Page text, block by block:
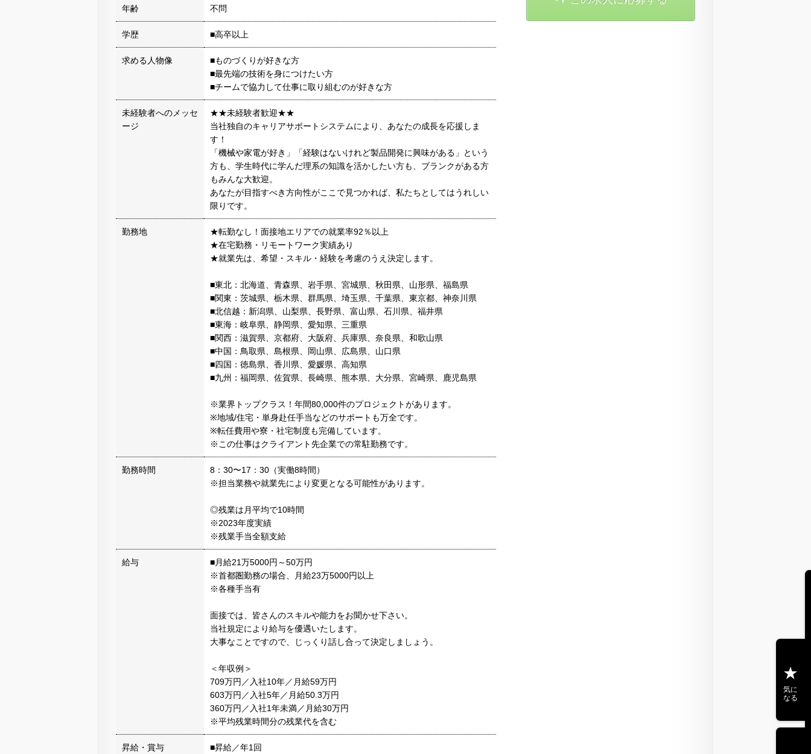
年齢 不問
学歴 ■高卒以上
求める人物像
■ものづくりが好きな方
■最先端の技術を身につけたい方
■チームで協力して仕事に取り組むのが好きな方
未経験者へのメッセ
ージ
★★未経験者歓迎★★
当社独自のキャリアサポートシステムにより、あなたの成長を応援しま
す！
「機械や家電が好き」「経験はないけれど製品開発に興味がある」という
方も、学生時代に学んだ理系の知識を活かしたい方も、ブランクがある方
もみんな大歓迎。
あなたが目指すべき方向性がここで見つかれば、私たちとしてはうれしい
限りです。
勤務地
★転勤なし！面接地エリアでの就業率92％以上
★在宅勤務・リモートワーク実績あり
★就業先は、希望・スキル・経験を考慮のうえ決定します。
■東北：北海道、青森県、岩手県、宮城県、秋田県、山形県、福島県
■関東：茨城県、栃木県、群馬県、埼玉県、千葉県、東京都、神奈川県
■北信越：新潟県、山梨県、長野県、富山県、石川県、福井県
■東海：岐阜県、静岡県、愛知県、三重県
■関西：滋賀県、京都府、大阪府、兵庫県、奈良県、和歌山県
■中国：鳥取県、島根県、岡山県、広島県、山口県
■四国：徳島県、香川県、愛媛県、高知県
■九州：福岡県、佐賀県、長崎県、熊本県、大分県、宮崎県、鹿児島県
※業界トップクラス！年間80,000件のプロジェクトがあります。
※地域/住宅・単身赴任手当などのサポートも万全です。
※転任費用や寮・社宅制度も完備しています。
※この仕事はクライアント先企業での常駐勤務です。
勤務時間
8：30〜17：30（実働8時間）
※担当業務や就業先により変更となる可能性があります。
◎残業は月平均で10時間
※2023年度実績
※残業手当全額支給
給与
■月給21万5000円～50万円
※首都圏勤務の場合、月給23万5000円以上
※各種手当有
面接では、皆さんのスキルや能力をお聞かせ下さい。
当社規定により給与を優遇いたします。
大事なことですので、じっくり話し合って決定しましょう。
＜年収例＞
709万円／入社10年／月給59万円
603万円／入社5年／月給50.3万円
360万円／入社1年未満／月給30万円
※平均残業時間分の残業代を含む
昇給・賞与 ■昇給／年1回
気に
なる